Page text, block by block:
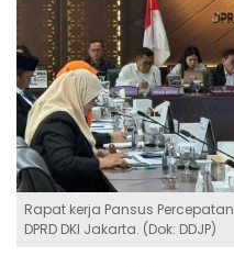
Rapat kerja Pansus
DPRD DKI Jakarta. (Dok: DDJP)